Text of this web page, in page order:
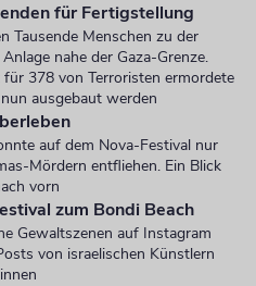
für Fertigstellung
Tausende Menschen zu der
nahe der Gaza-Grenze.
für 378 von Terroristen ermordete
ausgebaut werden
auf dem Nova-Festival nur
Mördern entfliehen. Ein Blick
vorn
zum Bondi Beach
Gewaltszenen auf Instagram
von israelischen Künstlern